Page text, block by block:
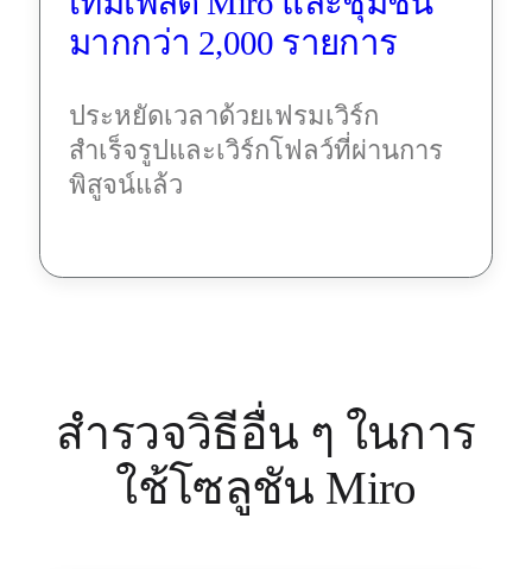
มากกว่า 2,000 รายการ
ประหยัดเวลาด้วยเฟรมเวิร์ก
สำเร็จรูปและเวิร์กโฟลว์ที่ผ่านการ
พิสูจน์แล้ว
สำรวจวิธีอื่น ๆ ในการ
ใช้โซลูชัน Miro